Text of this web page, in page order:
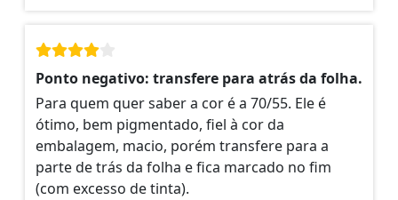
Ponto negativo: transfere para atrás da folha.
Para quem quer saber a cor é a 70/55. Ele é
ótimo, bem pigmentado, fiel à cor da
embalagem, macio, porém transfere para a
parte de trás da folha e fica marcado no fim
(com excesso de tinta).